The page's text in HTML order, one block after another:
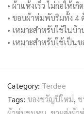
• ผ้าแห้งเร็ว ไม่ก่อให้เกิ
• ขอบผ้าห่มพับริมทั้ง 4
• เหมาะสำหรับใช้ใน
• เหมาะสำหรับใช้เป็น
Category: Terdee
Tags: ของขวัญปีใหม่,